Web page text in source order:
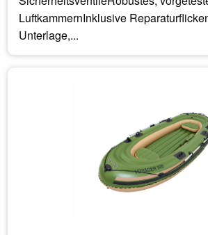
LuftkammernInklusive
Unterlage,...